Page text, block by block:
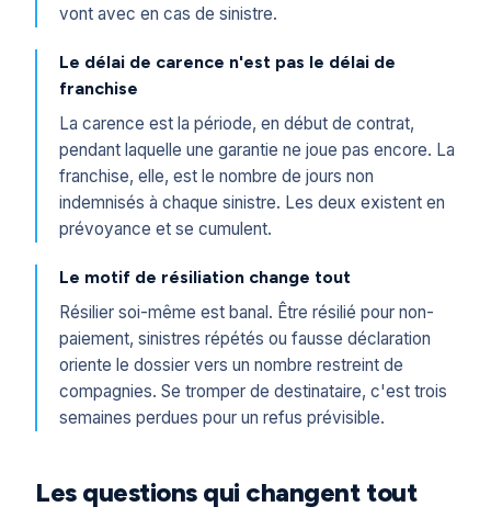
vont avec en cas de sinistre.
Le délai de carence n'est pas le délai de
franchise
La carence est la période, en début de contrat,
pendant laquelle une garantie ne joue pas encore. La
franchise, elle, est le nombre de jours non
indemnisés à chaque sinistre. Les deux existent en
prévoyance et se cumulent.
Le motif de résiliation change tout
Résilier soi-même est banal. Être résilié pour non-
paiement, sinistres répétés ou fausse déclaration
oriente le dossier vers un nombre restreint de
compagnies. Se tromper de destinataire, c'est trois
semaines perdues pour un refus prévisible.
Les questions qui changent tout